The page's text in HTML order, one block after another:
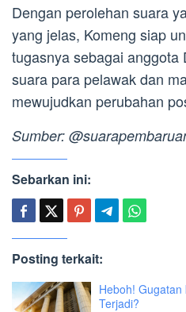
Dengan perolehan suara
yang jelas, Komeng siap
tugasnya sebagai anggota
suara para pelawak dan
mewujudkan perubahan
Sumber:
Sebarkan ini:
Posting terkait:
Heboh! Gugatan
Terjadi?